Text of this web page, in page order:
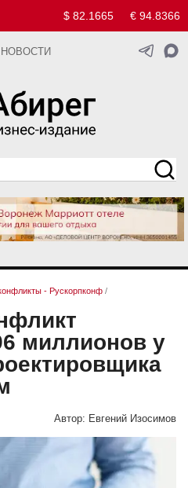
$ 82.1665 € 94.8366
- Рускорпконф /
миллионов у
Автор: Евгений Изосимов